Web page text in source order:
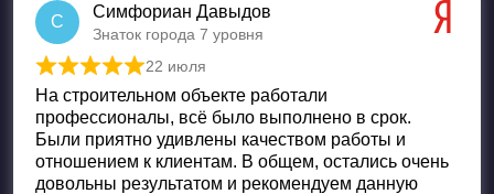
С
Симфориан Давыдов
Знаток города 7 уровня
Оценка5 из 5
22 июля
На строительном объекте работали
профессионалы, всё было выполнено в срок.
Были приятно удивлены качеством работы и
отношением к клиентам. В общем, остались очень
довольны результатом и рекомендуем данную